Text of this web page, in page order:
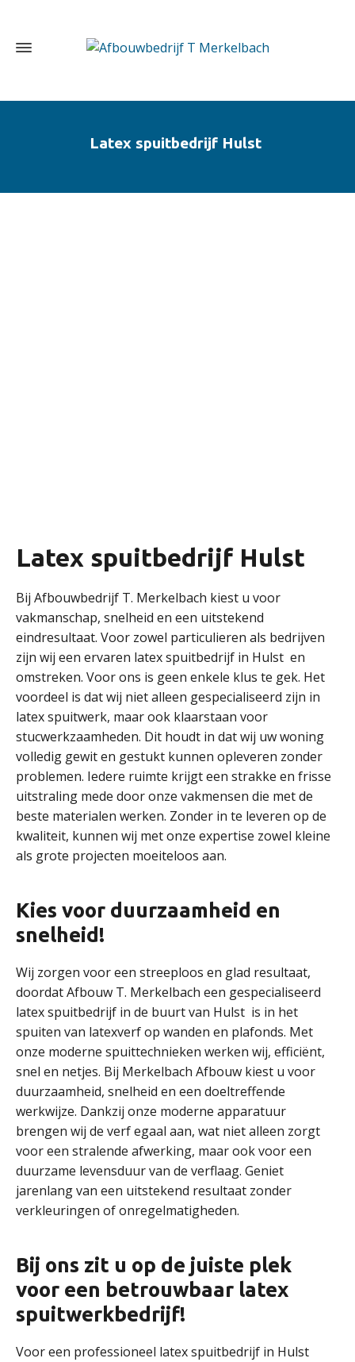
Latex spuitbedrijf Hulst
Latex spuitbedrijf Hulst
Bij Afbouwbedrijf T. Merkelbach kiest u voor
vakmanschap, snelheid en een uitstekend
eindresultaat. Voor zowel particulieren als bedrijven
zijn wij een ervaren latex spuitbedrijf in Hulst en
omstreken. Voor ons is geen enkele klus te gek. Het
voordeel is dat wij niet alleen gespecialiseerd zijn in
latex spuitwerk, maar ook klaarstaan voor
stucwerkzaamheden. Dit houdt in dat wij uw woning
volledig gewit en gestukt kunnen opleveren zonder
problemen. Iedere ruimte krijgt een strakke en frisse
uitstraling mede door onze vakmensen die met de
beste materialen werken. Zonder in te leveren op de
kwaliteit, kunnen wij met onze expertise zowel kleine
als grote projecten moeiteloos aan.
Kies voor duurzaamheid en
snelheid!
Wij zorgen voor een streeploos en glad resultaat,
doordat Afbouw T. Merkelbach een gespecialiseerd
latex spuitbedrijf in de buurt van Hulst is in het
spuiten van latexverf op wanden en plafonds. Met
onze moderne spuittechnieken werken wij, efficiënt,
snel en netjes. Bij Merkelbach Afbouw kiest u voor
duurzaamheid, snelheid en een doeltreffende
werkwijze. Dankzij onze moderne apparatuur
brengen wij de verf egaal aan, wat niet alleen zorgt
voor een stralende afwerking, maar ook voor een
duurzame levensduur van de verflaag. Geniet
jarenlang van een uitstekend resultaat zonder
verkleuringen of onregelmatigheden.
Bij ons zit u op de juiste plek
voor een betrouwbaar latex
spuitwerkbedrijf!
Voor een professioneel latex spuitbedrijf in Hulst